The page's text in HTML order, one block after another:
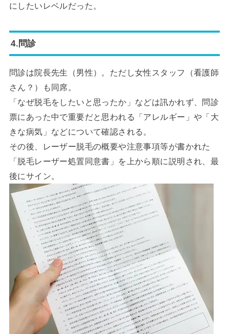
にしたいレベルだった。
4.問診
問診は院長先生（男性）。ただし女性スタッフ（看護師
さん？）も同席。
「なぜ脱毛をしたいと思ったか」などは訊かれず、問診
票にあった中で重要だと思われる「アレルギー」や「大
きな病気」などについて確認される。
その後、レーザー脱毛の概要や注意事項等が書かれた
「脱毛レーザー処置同意書」を上から順に説明され、最
後にサイン。